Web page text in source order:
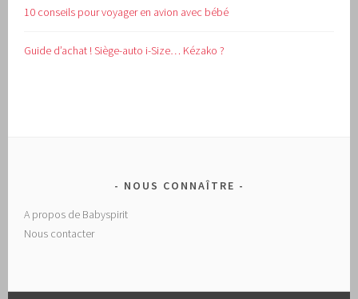
10 conseils pour voyager en avion avec bébé
Guide d’achat !Siège-auto i-Size… Kézako ?
NOUS CONNAÎTRE
A propos de Babyspirit
Nous contacter